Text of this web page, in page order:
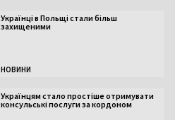
Українці в Польщі стали більш
захищеними
НОВИНИ
Українцям стало простіше отримувати
консульські послуги за кордоном